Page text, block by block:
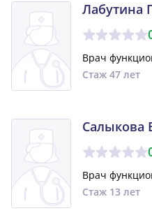
Лабутина
Врач
Стаж 47 лет
Салыкова
Врач
Стаж 13 лет